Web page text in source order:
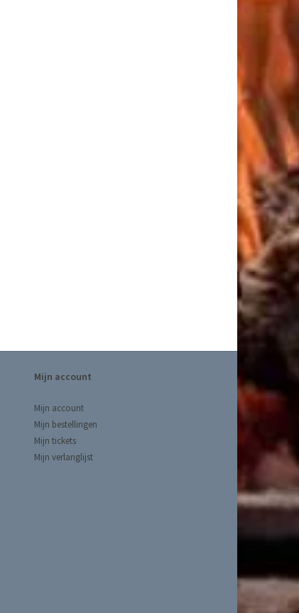
Mijn account
Mijn account
Mijn bestellingen
Mijn tickets
Mijn verlanglijst